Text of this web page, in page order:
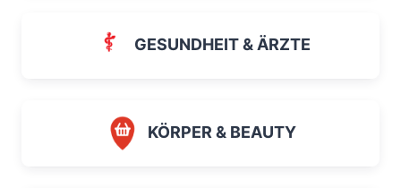
GESUNDHEIT & ÄRZTE
KÖRPER & BEAUTY